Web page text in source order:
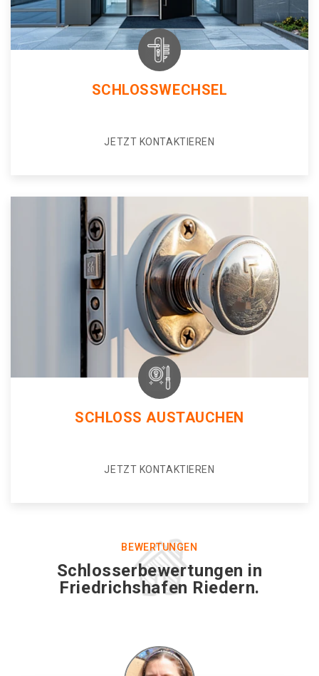
SCHLOSSWECHSEL
JETZT KONTAKTIEREN
SCHLOSS AUSTAUCHEN
JETZT KONTAKTIEREN
BEWERTUNGEN
Schlosserbewertungen in
Friedrichshafen Riedern.